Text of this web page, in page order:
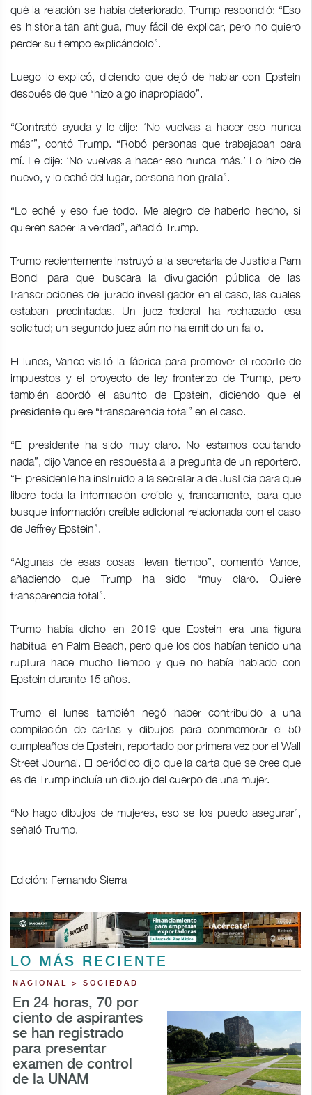
qué la relación se había deteriorado, Trump respondió: “Eso
es historia tan antigua, muy fácil de explicar, pero no quiero
perder su tiempo explicándolo”.
Luego lo explicó, diciendo que dejó de hablar con Epstein
después de que “hizo algo inapropiado”.
“Contrató ayuda y le dije: ‘No vuelvas a hacer eso nunca
más’”, contó Trump. “Robó personas que trabajaban para
mí. Le dije: ‘No vuelvas a hacer eso nunca más.’ Lo hizo de
nuevo, y lo eché del lugar, persona non grata”.
“Lo eché y eso fue todo. Me alegro de haberlo hecho, si
quieren saber la verdad”, añadió Trump.
Trump recientemente instruyó a la secretaria de Justicia Pam
Bondi para que buscara la divulgación pública de las
transcripciones del jurado investigador en el caso, las cuales
estaban precintadas. Un juez federal ha rechazado esa
solicitud; un segundo juez aún no ha emitido un fallo.
El lunes, Vance visitó la fábrica para promover el recorte de
impuestos y el proyecto de ley fronterizo de Trump, pero
también abordó el asunto de Epstein, diciendo que el
presidente quiere “transparencia total” en el caso.
“El presidente ha sido muy claro. No estamos ocultando
nada”, dijo Vance en respuesta a la pregunta de un reportero.
“El presidente ha instruido a la secretaria de Justicia para que
libere toda la información creíble y, francamente, para que
busque información creíble adicional relacionada con el caso
de Jeffrey Epstein”.
“Algunas de esas cosas llevan tiempo”, comentó Vance,
añadiendo que Trump ha sido “muy claro. Quiere
transparencia total”.
Trump había dicho en 2019 que Epstein era una figura
habitual en Palm Beach, pero que los dos habían tenido una
ruptura hace mucho tiempo y que no había hablado con
Epstein durante 15 años.
Trump el lunes también negó haber contribuido a una
compilación de cartas y dibujos para conmemorar el 50
cumpleaños de Epstein, reportado por primera vez por el Wall
Street Journal. El periódico dijo que la carta que se cree que
es de Trump incluía un dibujo del cuerpo de una mujer.
“No hago dibujos de mujeres, eso se los puedo asegurar”,
señaló Trump.
Edición: Fernando Sierra
LO MÁS RECIENTE
NACIONAL > SOCIEDAD
En 24 horas, 70 por
ciento de aspirantes
se han registrado
para presentar
examen de control
de la UNAM